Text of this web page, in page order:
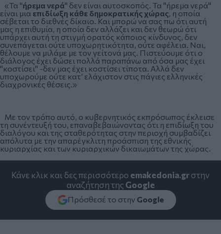
«Τα "ήρεμα νερά" δεν είναι αυτοσκοπός. Τα "ήρεμα νερά"
είναι μια επιδίωξη κάθε δημοκρατικής χώρας, η οποία
σέβεται το διεθνές δίκαιο. Και μπορώ να σας πω ότι αυτή
μας η επιθυμία, η οποία δεν αλλάζει και δεν θεωρώ ότι
υπάρχει αυτή τη στιγμή ορατός κάποιος κίνδυνος, δεν
συνεπάγεται ούτε υποχωρητικότητα, ούτε αφέλεια. Ναι,
θέλουμε να μιλάμε με τον γείτονά μας. Πιστεύουμε ότι ο
διάλογος έχει δώσει πολλά παραπάνω από όσα μας έχει
"κοστίσει" -δεν μας έχει κοστίσει τίποτα. Αλλά δεν
υποχωρούμε ούτε κατ’ ελάχιστον στις πάγιες ελληνικές
διαχρονικές θέσεις.»
Με τον τρόπο αυτό, ο κυβερνητικός εκπρόσωπος έκλεισε
τη συνέντευξή του, επαναβεβαιώνοντας ότι η επιδίωξη του
διαλόγου και της σταθερότητας στην περιοχή συμβαδίζει
απόλυτα με την απαρέγκλιτη προάσπιση της εθνικής
κυριαρχίας και των κυριαρχικών δικαιωμάτων της χώρας.
Κάνε κλικ και δες περισσότερο emakedonia.grστην
αναζήτηση της Google
Πρόσθεσέ το στην Google